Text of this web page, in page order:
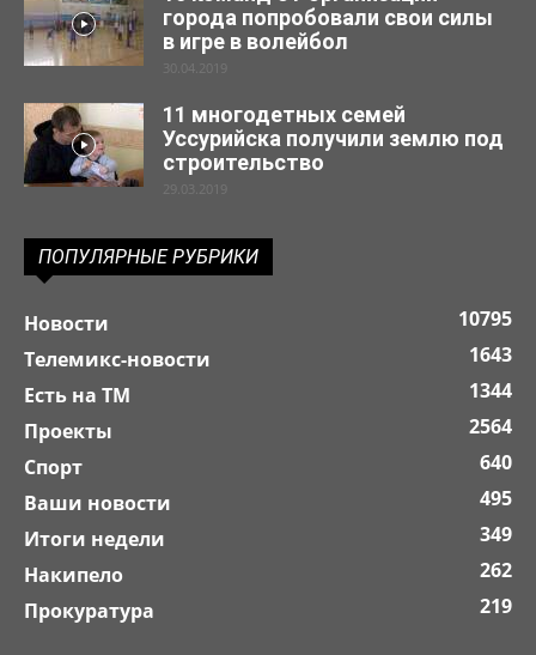
города попробовали свои силы
в игре в волейбол
30.04.2019
11 многодетных семей
Уссурийска получили землю под
строительство
29.03.2019
ПОПУЛЯРНЫЕ РУБРИКИ
Новости
10795
Телемикс-новости
1643
Есть на ТМ
1344
Проекты
2564
Спорт
640
Ваши новости
495
Итоги недели
349
Накипело
262
Прокуратура
219